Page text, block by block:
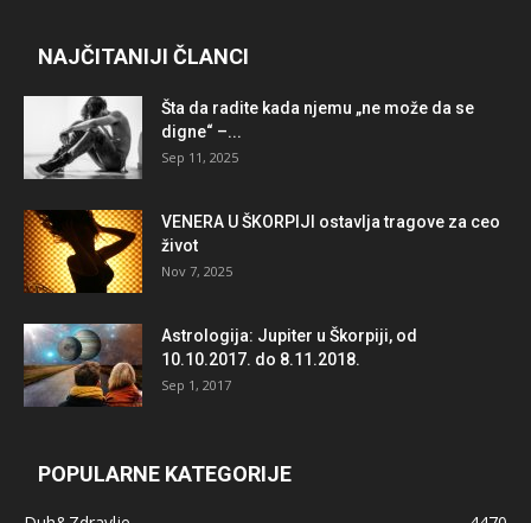
NAJČITANIJI ČLANCI
Šta da radite kada njemu „ne može da se
digne“ –...
Sep 11, 2025
VENERA U ŠKORPIJI ostavlja tragove za ceo
život
Nov 7, 2025
Astrologija: Jupiter u Škorpiji, od
10.10.2017. do 8.11.2018.
Sep 1, 2017
POPULARNE KATEGORIJE